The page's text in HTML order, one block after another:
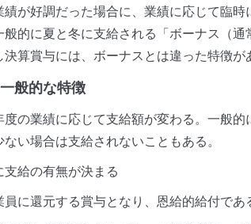
績が好調だった場合に、業績に応じて臨
般的に夏と冬に支給される「ボーナス（
算賞与には、ボーナスとは違った特徴が
般的な特徴
度の業績に応じて支給額が変わる。一般
い場合は支給されないこともある。
支給の有無が決まる
員に還元する賞与となり、恩給的給付であ